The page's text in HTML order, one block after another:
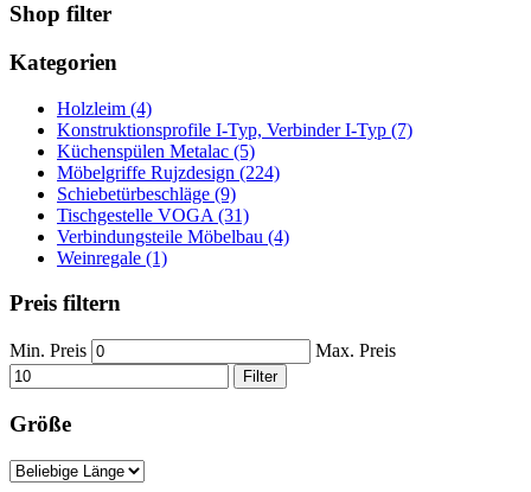
Shop filter
Kategorien
Holzleim (4)
Konstruktionsprofile I-Typ, Verbinder I-Typ (7)
Küchenspülen Metalac (5)
Möbelgriffe Rujzdesign (224)
Schiebetürbeschläge (9)
Tischgestelle VOGA (31)
Verbindungsteile Möbelbau (4)
Weinregale (1)
Preis filtern
Min. Preis Max. Preis
Filter
Größe